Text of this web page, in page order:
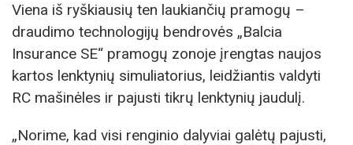
Viena iš ryškiausių ten laukiančių pramogų –
draudimo technologijų bendrovės „Balcia
Insurance SE“ pramogų zonoje įrengtas naujos
kartos lenktynių simuliatorius, leidžiantis valdyti
RC mašinėles ir pajusti tikrų lenktynių jaudulį.
„Norime, kad visi renginio dalyviai galėtų pajusti,